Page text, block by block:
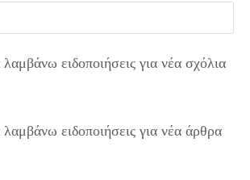
ειδοποιήσεις για νέα σχόλια
ειδοποιήσεις για νέα άρθρα